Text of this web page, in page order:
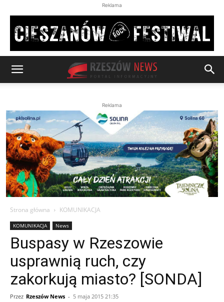
Reklama
Reklama
Strona główna KOMUNIKACJA
KOMUNIKACJA News
Buspasy w Rzeszowie
usprawnią ruch, czy
zakorkują miasto? [SONDA]
Przez Rzeszów News - 5 maja 2015 21:35